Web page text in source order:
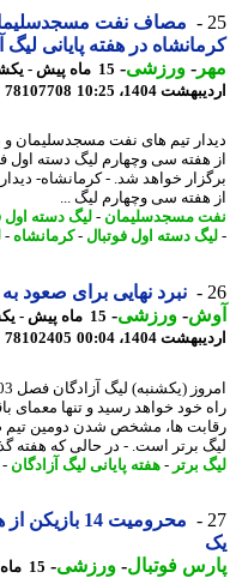
مصاف نفت مسجدسلیمان
در هفته پایانی لیگ
-ورزشی-
15
1404، 10:25
78107708
تیم های نفت مسجدسلیمان و
سی وچهارم لیگ دسته اول
خواهد شد. - کرمانشاه- دیدار
سی وچهارم لیگ ...
مسجدسلیمان-لیگ دسته اول
دسته اول فوتبال-کرمانشاه-لیگ
نبرد نهایی برای صعود به
-ورزشی-
1404، 00:04
78102405
خود خواهد رسید و تنها معمای باقی
ها، مشخص شدن دومین تیم
برتر است. - در حالی که هفته
برتر - هفته پایانی لیگ آزادگان-لیگ
محرومیت 14 بازیکن از
فوتبال-ورزشی-